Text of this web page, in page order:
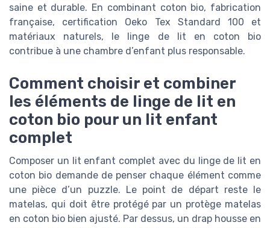
saine et durable. En combinant coton bio, fabrication
française, certification Oeko Tex Standard 100 et
matériaux naturels, le linge de lit en coton bio
contribue à une chambre d’enfant plus responsable.
Comment choisir et combiner
les éléments de linge de lit en
coton bio pour un lit enfant
complet
Composer un lit enfant complet avec du linge de lit en
coton bio demande de penser chaque élément comme
une pièce d’un puzzle. Le point de départ reste le
matelas, qui doit être protégé par un protège matelas
en coton bio bien ajusté. Par dessus, un drap housse en